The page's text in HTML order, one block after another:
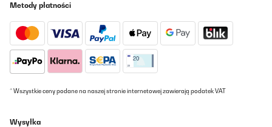
Metody płatności
* Wszystkie ceny podane na naszej stronie internetowej zawierają podatek VAT
Wysyłka